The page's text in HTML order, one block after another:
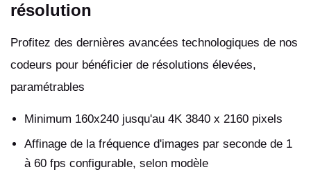
résolution
Profitez des dernières avancées technologiques de nos
codeurs pour bénéficier de résolutions élevées,
paramétrables
Minimum 160x240 jusqu'au 4K 3840 x 2160 pixels
Affinage de la fréquence d'images par seconde de 1
à 60 fps configurable, selon modèle